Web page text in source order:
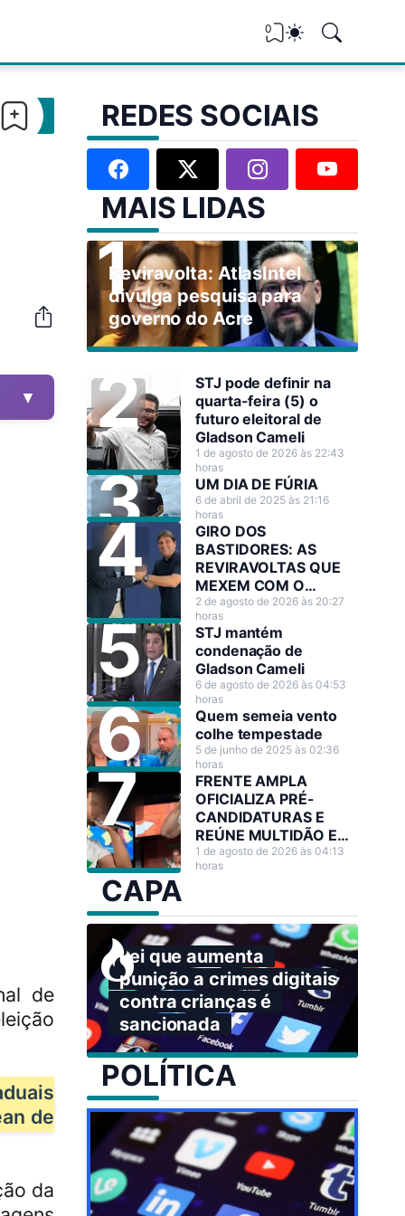
0
▼
de
de
da
REDES SOCIAIS
MAIS LIDAS
Reviravolta: AtlasIntel
divulga pesquisa para
governo do Acre
STJ pode definir na
quarta-feira (5) o
futuro eleitoral de
Gladson Cameli
1 de agosto de 2026 às 22:43
horas
UM DIA DE FÚRIA
6 de abril de 2025 às 21:16
horas
GIRO DOS
BASTIDORES: AS
REVIRAVOLTAS QUE
MEXEM COM O
CENÁRIO POLÍTICO
2 de agosto de 2026 às 20:27
horas
STJ mantém
condenação de
Gladson Cameli
6 de agosto de 2026 às 04:53
horas
Quem semeia vento
colhe tempestade
5 de junho de 2025 às 02:36
horas
FRENTE AMPLA
OFICIALIZA PRÉ-
CANDIDATURAS E
REÚNE MULTIDÃO EM
GRANDE ATO NO
ACRE
1 de agosto de 2026 às 04:13
horas
CAPA
Lei que aumenta
punição a crimes digitais
contra crianças é
sancionada
POLÍTICA